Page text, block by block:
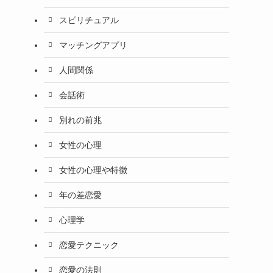
スピリチュアル
マッチングアプリ
人間関係
会話術
別れの前兆
女性の心理
女性の心理や特徴
年の差恋愛
心理学
恋愛テクニック
恋愛の法則